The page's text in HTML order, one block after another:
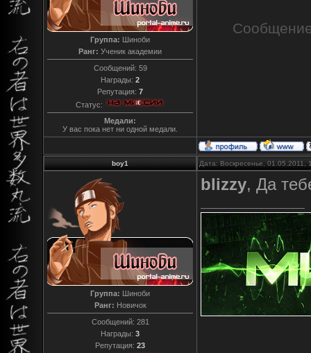
Группа: Шиноби
Ранг: Ученик академии
Сообщений: 59
Награды: 2
Репутация: 7
Статус:
Медали:
У вас пока нет ни одной медали.
boy1 Дата: Воскресенье,
Группа: Шиноби
Ранг: Новичок
Сообщений: 281
Награды: 3
Репутация: 23
blizzy, Да